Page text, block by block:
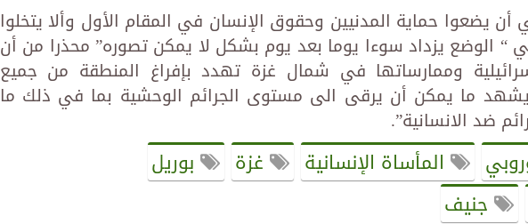
يضعوا حماية المدنيين وحقوق الإنسان في المقام الأول وألا يتخلوا
“ الوضع يزداد سوءا يوما بعد يوم بشكل لا يمكن تصوره” محذرا من أن
وممارساتها في شمال غزة تهدد بإفراغ المنطقة من جميع
يشهد ما يمكن أن يرقى الى مستوى الجرائم الوحشية بما في ذلك ما
ضد الانسانية”.
المأساة الإنسانية غزة
بوريل
جنيف